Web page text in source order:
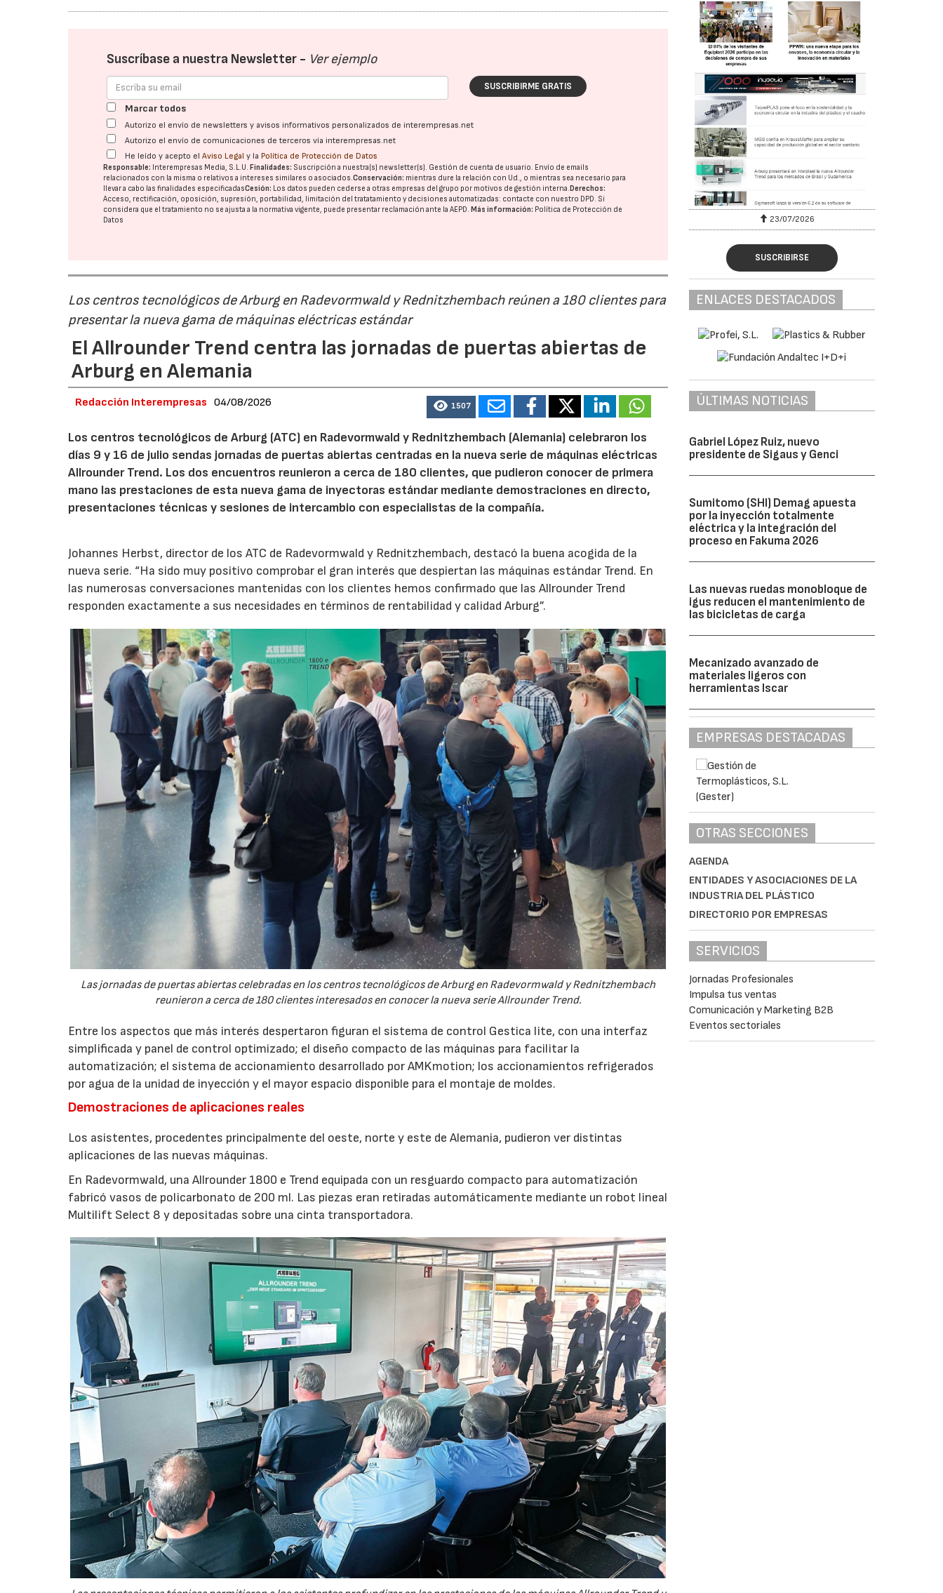
Suscríbase a nuestra Newsletter - Ver ejemplo
SUSCRIBIRME GRATIS
Marcar todos
Autorizo el envío de newsletters y avisos informativos personalizados de interempresas.net
Autorizo el envío de comunicaciones de terceros vía interempresas.net
He leído y acepto elAviso Legal y la Política de Protección de Datos
Responsable: Interempresas Media, S.L.U.Finalidades: Suscripción a nuestra(s) newsletter(s). Gestión de cuenta de usuario. Envío de emails
relacionados con la misma o relativos a intereses similares o asociados.Conservación: mientras dure la relación con Ud., o mientras sea necesario para
llevar a cabo las finalidades especificadasCesión: Los datos pueden cederse a otras empresas del grupo por motivos de gestión interna.Derechos:
Acceso, rectificación, oposición, supresión, portabilidad, limitación del tratatamiento y decisiones automatizadas: contacte con nuestro DPD. Si
considera que el tratamiento no se ajusta a la normativa vigente, puede presentar reclamación ante laAEPD.Más información: Política de Protección de
Datos
Los centros tecnológicos de Arburg en Radevormwald y Rednitzhembach reúnen a 180 clientes para
presentar la nueva gama de máquinas eléctricas estándar
El Allrounder Trend centra las jornadas de puertas abiertas de
Arburg en Alemania
Redacción Interempresas 04/08/2026 1507
Los centros tecnológicos de Arburg (ATC) en Radevormwald y Rednitzhembach (Alemania) celebraron los
días 9 y 16 de julio sendas jornadas de puertas abiertas centradas en la nueva serie de máquinas eléctricas
Allrounder Trend. Los dos encuentros reunieron a cerca de 180 clientes, que pudieron conocer de primera
mano las prestaciones de esta nueva gama de inyectoras estándar mediante demostraciones en directo,
presentaciones técnicas y sesiones de intercambio con especialistas de la compañía.
Johannes Herbst, director de los ATC de Radevormwald y Rednitzhembach, destacó la buena acogida de la
nueva serie. “Ha sido muy positivo comprobar el gran interés que despiertan las máquinas estándar Trend. En
las numerosas conversaciones mantenidas con los clientes hemos confirmado que las Allrounder Trend
responden exactamente a sus necesidades en términos de rentabilidad y calidad Arburg”.
Las jornadas de puertas abiertas celebradas en los centros tecnológicos de Arburg en Radevormwald y Rednitzhembach
reunieron a cerca de 180 clientes interesados en conocer la nueva serie Allrounder Trend.
Entre los aspectos que más interés despertaron figuran el sistema de control Gestica lite, con una interfaz
simplificada y panel de control optimizado; el diseño compacto de las máquinas para facilitar la
automatización; el sistema de accionamiento desarrollado por AMKmotion; los accionamientos refrigerados
por agua de la unidad de inyección y el mayor espacio disponible para el montaje de moldes.
Demostraciones de aplicaciones reales
Los asistentes, procedentes principalmente del oeste, norte y este de Alemania, pudieron ver distintas
aplicaciones de las nuevas máquinas.
En Radevormwald, una Allrounder 1800 e Trend equipada con un resguardo compacto para automatización
fabricó vasos de policarbonato de 200 ml. Las piezas eran retiradas automáticamente mediante un robot lineal
Multilift Select 8 y depositadas sobre una cinta transportadora.
23/07/2026
SUSCRIBIRSE
ENLACES DESTACADOS
ÚLTIMAS NOTICIAS
Gabriel López Ruiz, nuevo
presidente de Sigaus y Genci
Sumitomo (SHI) Demag apuesta
por la inyección totalmente
eléctrica y la integración del
proceso en Fakuma 2026
Las nuevas ruedas monobloque de
igus reducen el mantenimiento de
las bicicletas de carga
Mecanizado avanzado de
materiales ligeros con
herramientas Iscar
EMPRESAS DESTACADAS
OTRAS SECCIONES
AGENDA
ENTIDADES Y ASOCIACIONES DE LA
INDUSTRIA DEL PLÁSTICO
DIRECTORIO POR EMPRESAS
SERVICIOS
Jornadas Profesionales
Impulsa tus ventas
Comunicación y Marketing B2B
Eventos sectoriales